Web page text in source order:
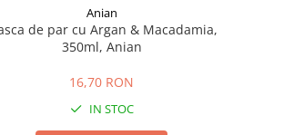
Anian
de par cu Argan & Macadamia,
350ml, Anian
16,70 RON
IN STOC